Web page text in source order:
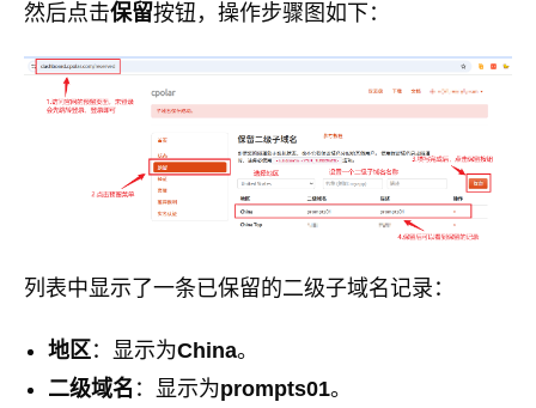
然后点击保留按钮，操作步骤图如下：
列表中显示了一条已保留的二级子域名记录：
地区：显示为China。
二级域名 ：显示为prompts01。